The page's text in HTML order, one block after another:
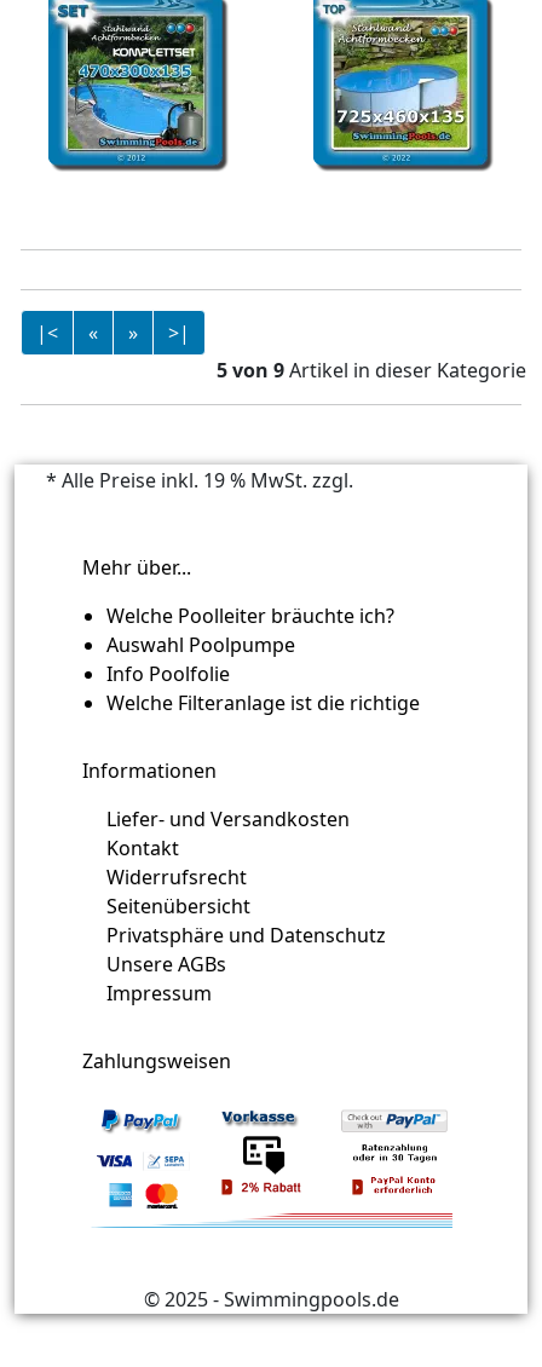
|< « »
>|
5 von 9Artikel in dieser Kategorie
* Alle Preise inkl. 19 % MwSt. zzgl.
Mehr über...
Welche Poolleiter bräuchte ich?
Auswahl Poolpumpe
Info Poolfolie
Welche Filteranlage ist die richtige
Informationen
Liefer- und Versandkosten
Kontakt
Widerrufsrecht
Seitenübersicht
Privatsphäre und Datenschutz
Unsere AGBs
Impressum
Zahlungsweisen
© 2025 - Swimmingpools.de